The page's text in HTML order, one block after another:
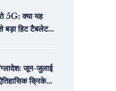
5G: क्या यह
हिट टैबलेट
जून-जुलाई
क्रिकेट